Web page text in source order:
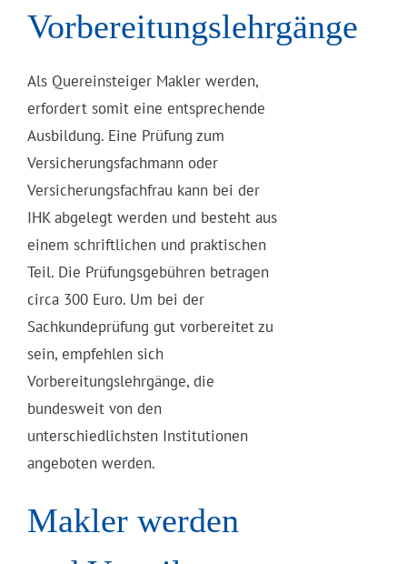
Vorbereitungslehrgänge
Als Quereinsteiger Makler werden,
erfordert somit eine entsprechende
Ausbildung. Eine Prüfung zum
Versicherungsfachmann oder
Versicherungsfachfrau kann bei der
IHK abgelegt werden und besteht aus
einem schriftlichen und praktischen
Teil. Die Prüfungsgebühren betragen
circa 300 Euro. Um bei der
Sachkundeprüfung gut vorbereitet zu
sein, empfehlen sich
Vorbereitungslehrgänge, die
bundesweit von den
unterschiedlichsten Institutionen
angeboten werden.
Makler werden